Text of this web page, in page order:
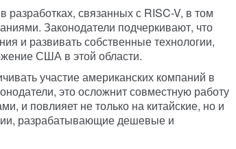
разработках, связанных с RISC-V, в том
Законодатели подчеркивают, что
и развивать собственные технологии,
США в этой области.
участие американских компаний в
это осложнит совместную работу
и повлияет не только на китайские, но и
разрабатывающие дешевые и